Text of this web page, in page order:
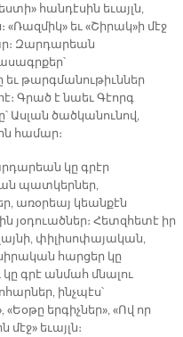
հանդէսին եւայլն,
«Ռազմիկ» եւ «Շիրակ»ի մէջ
Զարդարեան
եւ թարգմանութիւններ
Գրած է նաեւ Գէորգ
Ասլան ծածկանունով,
համար։
կը գրէր
պատկերներ,
առօրեայ կեանքէն
յօդուածներ։ Հետզհետէ իր
փիլիսոփայական,
հարցեր կը
գրէ անմահ մնալու
ինչպէս՝
երգիչներ», «Ով որ
մէջ» եւայլն։